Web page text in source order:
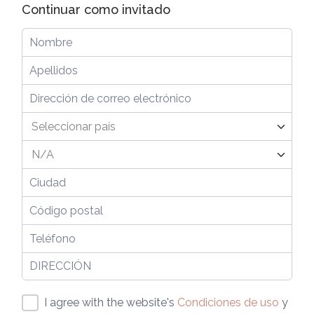
Continuar como invitado
I agree with the website's Condiciones de uso y